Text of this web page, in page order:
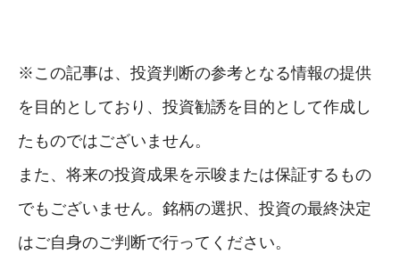
※この記事は、投資判断の参考となる情報の提供
を目的としており、投資勧誘を目的として作成し
たものではございません。
また、将来の投資成果を示唆または保証するもの
でもございません。銘柄の選択、投資の最終決定
はご自身のご判断で行ってください。